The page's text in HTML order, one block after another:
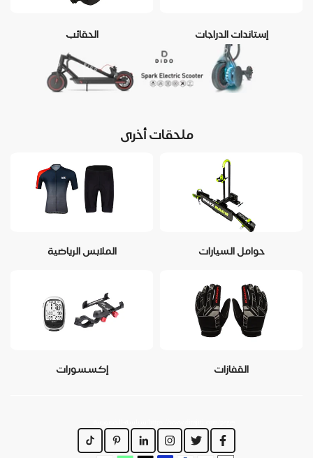
إستاندات الدراجات الحقائب
ملحقات أخرى
حوامل السيارات الملابس الرياضية
القفازات إكسسورات